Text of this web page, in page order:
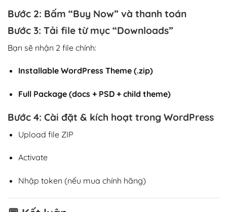
Bước 2: Bấm “Buy Now” và thanh toán
Bước 3: Tải file từ mục “Downloads”
Bạn sẽ nhận 2 file chính:
Installable WordPress Theme (.zip)
Full Package (docs + PSD + child theme)
Bước 4: Cài đặt & kích hoạt trong WordPress
Upload file ZIP
Activate
Nhập token (nếu mua chính hãng)